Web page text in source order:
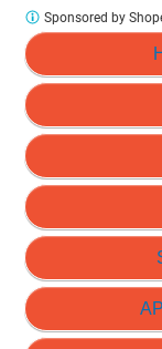
Sponsored by